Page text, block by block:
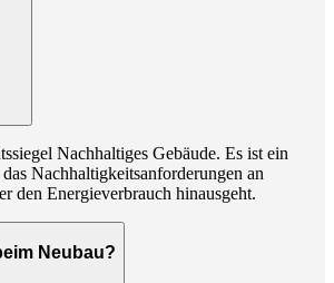
Nachhaltiges Gebäude. Es ist ein
Nachhaltigkeitsanforderungen an
den Energieverbrauch hinausgeht.
Neubau?